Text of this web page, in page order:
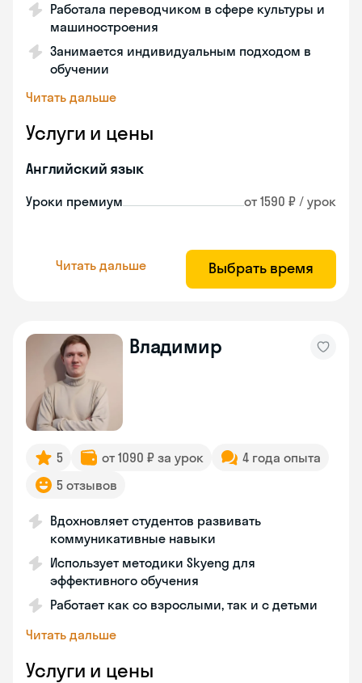
Работала переводчиком в сфере культуры и
машиностроения
Занимается индивидуальным подходом в
обучении
Читать дальше
Услуги и цены
Английский язык
Уроки премиум от 1590 ₽ / урок
Читать дальше Выбрать время
Владимир
5 от 1090 ₽ за урок
4 года опыта
5 отзывов
Вдохновляет студентов развивать
коммуникативные навыки
Использует методики Skyeng для
эффективного обучения
Работает как со взрослыми, так и с детьми
Читать дальше
Услуги и цены